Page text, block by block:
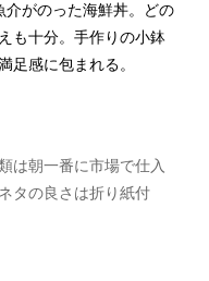
介がのった海鮮丼。どの
も十分。手作りの小鉢
足感に包まれる。
は朝一番に市場で仕入
タの良さは折り紙付